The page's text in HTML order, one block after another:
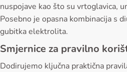
nuspojave kao što su vrtoglavica,
Posebno je opasna kombinacija s
gubitka elektrolita.
Smjernice za pravilno
Dodirujemo ključna praktična